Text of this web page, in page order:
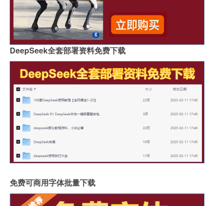
DeepSeek全套部署资料免费下载
免费可商用字体批量下载